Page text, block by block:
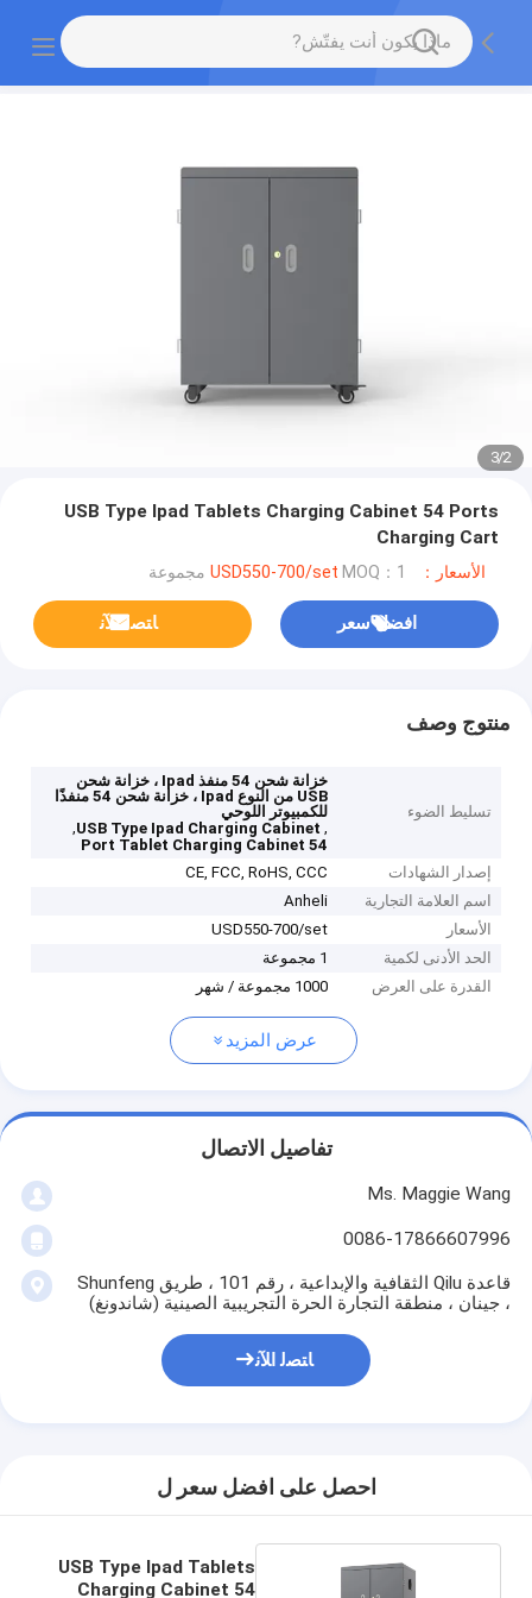
2
/
3
USB Type Ipad Tablets Charging Cabinet 54 Ports
Charging Cart
الأسعار：USD550-700/set MOQ：1 مجموعة
افضل سعر ﺎﺘﺼﻟ ﺍﻶﻧ
منتوج وصف
تسليط الضوء
خزانة شحن 54 منفذ Ipad ، خزانة شحن
USB من النوع Ipad ، خزانة شحن 54 منفذًا
للكمبيوتر اللوحي
,
USB Type Ipad Charging Cabinet
,
54 Port Tablet Charging Cabinet
إصدار الشهادات
CE, FCC, RoHS, CCC
اسم العلامة التجارية
Anheli
الأسعار
USD550-700/set
الحد الأدنى لكمية
1 مجموعة
القدرة على العرض
1000 مجموعة / شهر
عرض المزيد
تفاصيل الاتصال
Ms. Maggie Wang
0086-17866607996
قاعدة Qilu الثقافية والإبداعية ، رقم 101 ، طريق Shunfeng
، جينان ، منطقة التجارة الحرة التجريبية الصينية (شاندونغ)
ﺎﺘﺼﻟ ﺍﻶﻧ
احصل على افضل سعر ل
USB Type Ipad Tablets
Charging Cabinet 54